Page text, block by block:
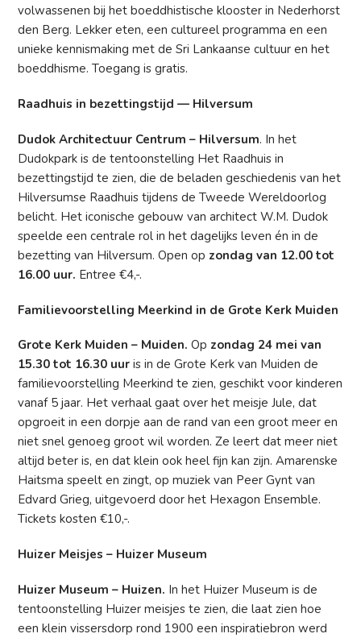
volwassenen bij het boeddhistische klooster in Nederhorst
den Berg. Lekker eten, een cultureel programma en een
unieke kennismaking met de Sri Lankaanse cultuur en het
boeddhisme. Toegang is gratis.
Raadhuis in bezettingstijd — Hilversum
Dudok Architectuur Centrum – Hilversum. In het
Dudokpark is de tentoonstelling Het Raadhuis in
bezettingstijd te zien, die de beladen geschiedenis van het
Hilversumse Raadhuis tijdens de Tweede Wereldoorlog
belicht. Het iconische gebouw van architect W.M. Dudok
speelde een centrale rol in het dagelijks leven én in de
bezetting van Hilversum. Open op zondag van 12.00 tot
16.00 uur. Entree €4,-.
Familievoorstelling Meerkind in de Grote Kerk Muiden
Grote Kerk Muiden – Muiden. Op zondag 24 mei van
15.30 tot 16.30 uur is in de Grote Kerk van Muiden de
familievoorstelling Meerkind te zien, geschikt voor kinderen
vanaf 5 jaar. Het verhaal gaat over het meisje Jule, dat
opgroeit in een dorpje aan de rand van een groot meer en
niet snel genoeg groot wil worden. Ze leert dat meer niet
altijd beter is, en dat klein ook heel fijn kan zijn. Amarenske
Haitsma speelt en zingt, op muziek van Peer Gynt van
Edvard Grieg, uitgevoerd door het Hexagon Ensemble.
Tickets kosten €10,-.
Huizer Meisjes – Huizer Museum
Huizer Museum – Huizen. In het Huizer Museum is de
tentoonstelling Huizer meisjes te zien, die laat zien hoe
een klein vissersdorp rond 1900 een inspiratiebron werd